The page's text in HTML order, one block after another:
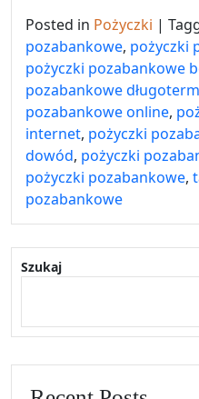
Posted in Pożyczki |
pozabankowe, pożyczki
pożyczki pozabankowe
pozabankowe
pozabankowe online,
internet, pożyczki
dowód, pożyczki
pożyczki pozabankowe,
pozabankowe
Szukaj